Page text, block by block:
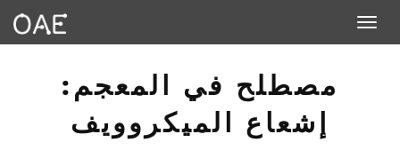
Toggle navigation
مصطلح في المعجم:
إشعاع الميكروويف